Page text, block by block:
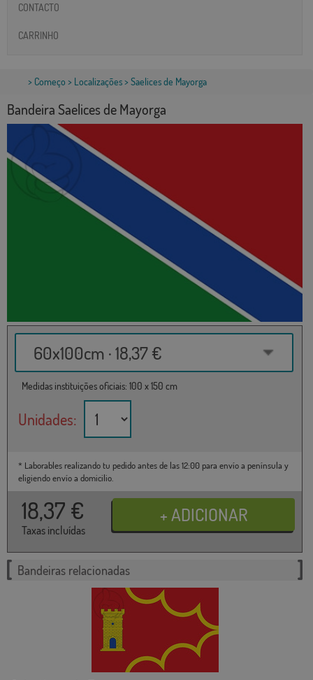
CONTACTO
CARRINHO
> Começo > Localizações> Saelices de Mayorga
Bandeira Saelices de Mayorga
60x100cm · 18,37 €
Medidas instituições oficiais: 100 x 150 cm
Unidades:
* Laborables realizando tu pedido antes de las 12:00 para envío a península y
eligiendo envío a domicilio.
18,37 €
Taxas incluídas
Bandeiras relacionadas